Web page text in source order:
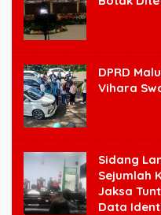
DPRD
Vihara
Sidang
Sejumlah
Jaksa
Data